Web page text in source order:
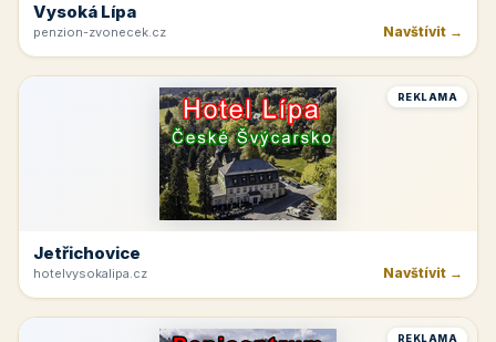
Vysoká Lípa
penzion-zvonecek.cz Navštívit →
REKLAMA
Jetřichovice
hotelvysokalipa.cz Navštívit →
REKLAMA